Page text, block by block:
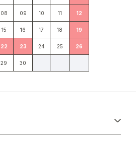
08 09 10 11 12
15 16 17 18 19
22 23 24 25 26
29 30